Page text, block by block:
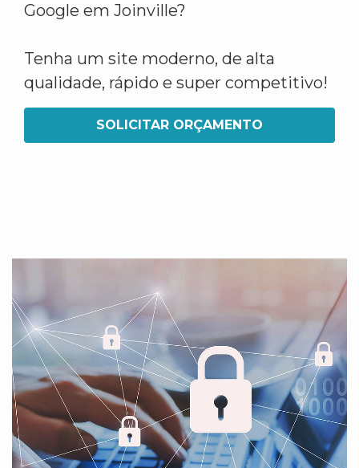
Google em Joinville?
Tenha um site moderno, de alta
qualidade, rápido e super competitivo!
SOLICITAR ORÇAMENTO